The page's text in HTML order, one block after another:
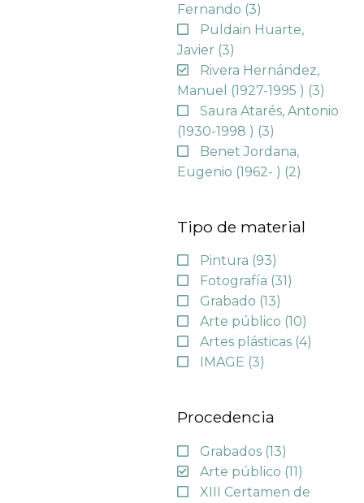
Fernando (3)
Puldain Huarte,
Javier (3)
Rivera Hernández,
Manuel (1927-1995 ) (3)
Saura Atarés, Antonio
(1930-1998 ) (3)
Benet Jordana,
Eugenio (1962- ) (2)
Tipo de material
Pintura (93)
Fotografía (31)
Grabado (13)
Arte público (10)
Artes plásticas (4)
IMAGE (3)
Procedencia
Grabados (13)
Arte público (11)
XIII Certamen de